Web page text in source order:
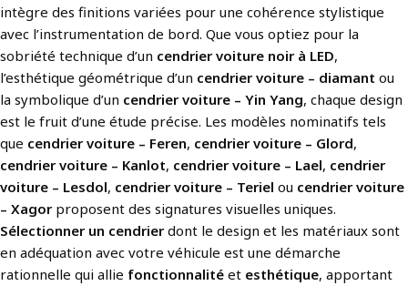
intègre des finitions variées pour une cohérence stylistique
avec l’instrumentation de bord. Que vous optiez pour la
sobriété technique d’un cendrier voiture noir à LED,
l’esthétique géométrique d’un cendrier voiture – diamant ou
la symbolique d’un cendrier voiture – Yin Yang, chaque design
est le fruit d’une étude précise. Les modèles nominatifs tels
que cendrier voiture – Feren, cendrier voiture – Glord,
cendrier voiture – Kanlot, cendrier voiture – Lael, cendrier
voiture – Lesdol, cendrier voiture – Teriel ou cendrier voiture
– Xagorproposent des signatures visuelles uniques.
Sélectionner un cendrierdont le design et les matériaux sont
en adéquation avec votre véhicule est une démarche
rationnelle qui allie fonctionnalité et esthétique, apportant